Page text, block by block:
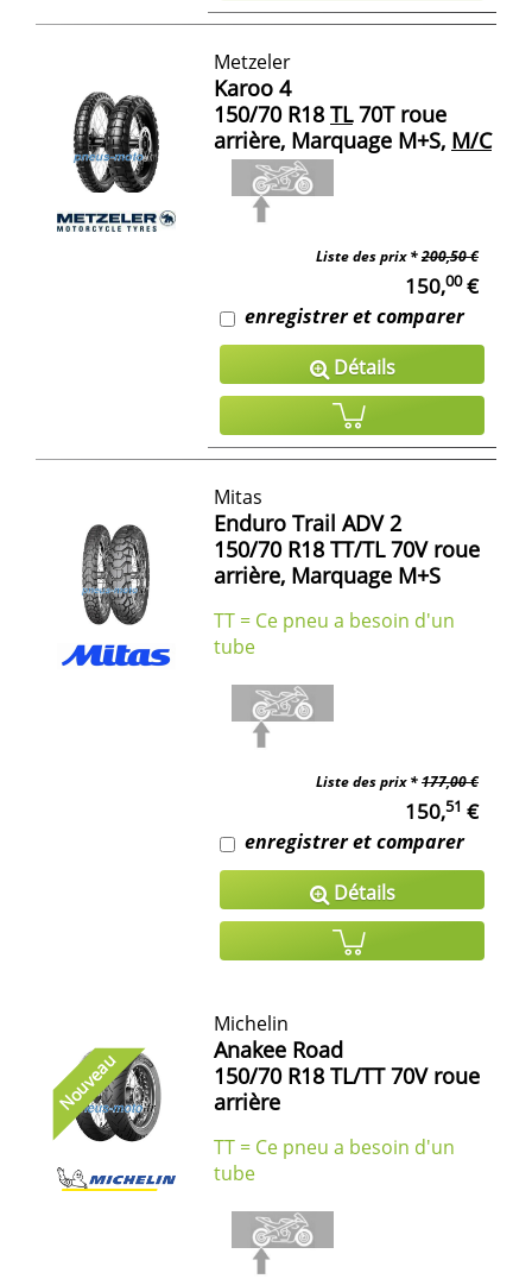
Metzeler
Karoo 4
150/70 R18 TL70T roue
arrière, Marquage M+S, M/C
Liste des prix *200,50 €
150,00€
enregistrer et comparer
Détails
Mitas
Enduro Trail ADV 2
150/70 R18 TT/TL 70V roue
arrière, Marquage M+S
TT = Ce pneu a besoin d'un
tube
Liste des prix *177,00 €
150,51 €
enregistrer et comparer
Détails
Nouveau
Michelin
Anakee Road
150/70 R18 TL/TT 70V roue
arrière
TT = Ce pneu a besoin d'un
tube